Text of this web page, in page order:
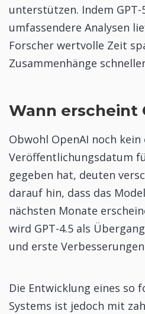
unterstützen. Indem
umfassendere Analysen
Forscher wertvolle Zeit
Zusammenhänge
Wann erscheint
Obwohl OpenAI noch kein
Veröffentlichungsdatum
gegeben hat, deuten
darauf hin, dass das
nächsten Monate
wird GPT-4.5 als
und erste
Die Entwicklung eines so
Systems ist jedoch mit